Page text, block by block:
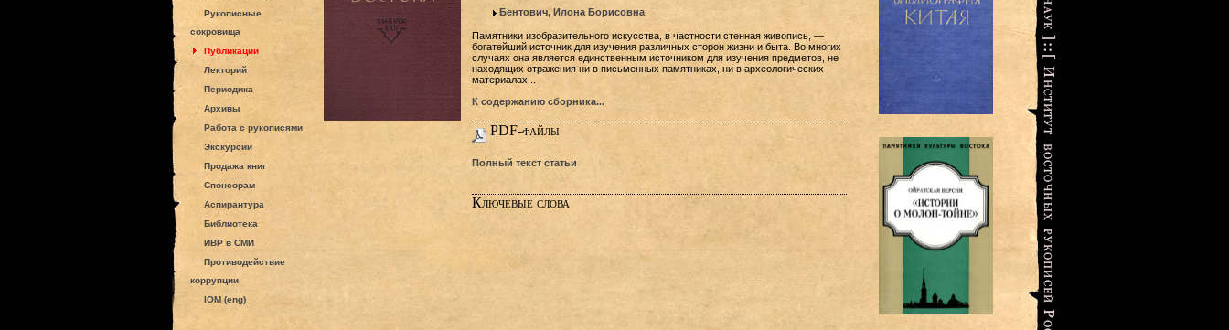
Рукописные
сокровища
Публикации
Лекторий
Периодика
Архивы
Работа с рукописями
Экскурсии
Продажа книг
Спонсорам
Аспирантура
Библиотека
ИВР в СМИ
Противодействие
коррупции
IOM (eng)
Бентович, Илона Борисовна
Памятники изобразительного искусства, в частности стенная живопись, —
богатейший источник для изучения различных сторон жизни и быта. Во многих
случаях она является единственным источником для изучения предметов, не
находящих отражения ни в письменных памятниках, ни в археологических
материалах...
К содержанию сборника...
PDF-файлы
Полный текст статьи
Ключевые слова